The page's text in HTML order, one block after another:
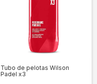
Tubo de pelotas Wilson
Padel x3